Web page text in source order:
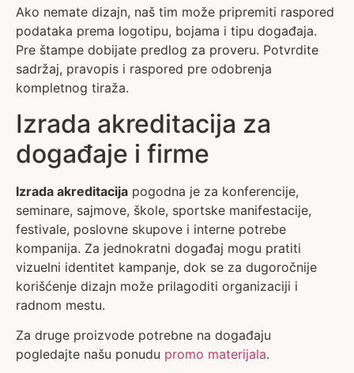
Ako nemate dizajn, naš tim može pripremiti raspored
podataka prema logotipu, bojama i tipu događaja.
Pre štampe dobijate predlog za proveru. Potvrdite
sadržaj, pravopis i raspored pre odobrenja
kompletnog tiraža.
Izrada akreditacija za
događaje i firme
Izrada akreditacija pogodna je za konferencije,
seminare, sajmove, škole, sportske manifestacije,
festivale, poslovne skupove i interne potrebe
kompanija. Za jednokratni događaj mogu pratiti
vizuelni identitet kampanje, dok se za dugoročnije
korišćenje dizajn može prilagoditi organizaciji i
radnom mestu.
Za druge proizvode potrebne na događaju
pogledajte našu ponudu promo materijala.